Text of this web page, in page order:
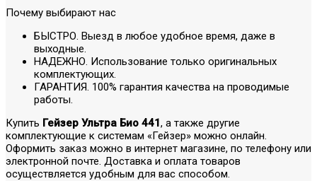
Почему выбирают нас
БЫСТРО. Выезд в любое удобное время, даже в
выходные.
НАДЕЖНО. Использование только оригинальных
комплектующих.
ГАРАНТИЯ. 100% гарантия качества на проводимые
работы.
Купить Гейзер Ультра Био 441, а также другие
комплектующие к системам «Гейзер» можно онлайн.
Оформить заказ можно в интернет магазине, по телефону или
электронной почте. Доставка и оплата товаров
осуществляется удобным для вас способом.